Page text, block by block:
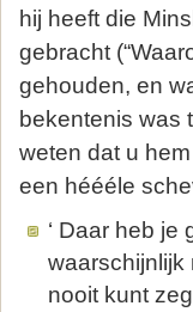
hij heeft die
gebracht
gehouden, en
bekentenis was
weten dat u
een héééle
‘ Daar heb je
waarschijnlijk
nooit kunt